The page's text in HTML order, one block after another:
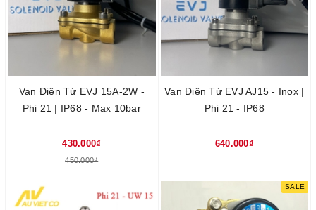
Van Điện Từ EVJ 15A-2W -
Phi 21 | IP68 - Max 10bar
430.000₫
450.000₫
Van Điện Từ EVJ AJ15 - Inox |
Phi 21 - IP68
640.000₫
SALE